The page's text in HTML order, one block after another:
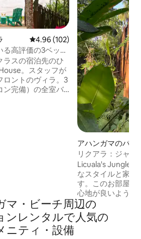
レビュー102件、5つ星中4.96つ
4.96 (102)
高評価の3ベッド
トヴィラ
ラスの宿泊先のひ
。スタッフが
ロントのヴィラ。3
ン完備）の全室バ
アハンガマのバン
リクアラ：ジャ
チから300 m ）
Licuala's Jungle
なスタイルと家具
す。このお部屋は
心地が良いように
色されたスライド
がプライバシーを
も多くの野生動物
マ・ビーチ⁠周⁠辺⁠の
ン⁠レ⁠ン⁠タ⁠ル⁠で人⁠気⁠の
ニ⁠テ⁠ィ⁠・⁠設⁠備